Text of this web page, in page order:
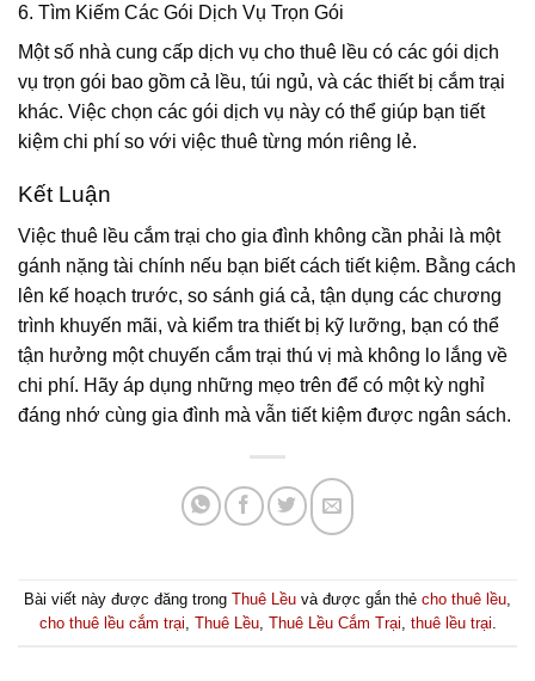
6. Tìm Kiếm Các Gói Dịch Vụ Trọn Gói
Một số nhà cung cấp dịch vụ cho thuê lều có các gói dịch
vụ trọn gói bao gồm cả lều, túi ngủ, và các thiết bị cắm trại
khác. Việc chọn các gói dịch vụ này có thể giúp bạn tiết
kiệm chi phí so với việc thuê từng món riêng lẻ.
Kết Luận
Việc thuê lều cắm trại cho gia đình không cần phải là một
gánh nặng tài chính nếu bạn biết cách tiết kiệm. Bằng cách
lên kế hoạch trước, so sánh giá cả, tận dụng các chương
trình khuyến mãi, và kiểm tra thiết bị kỹ lưỡng, bạn có thể
tận hưởng một chuyến cắm trại thú vị mà không lo lắng về
chi phí. Hãy áp dụng những mẹo trên để có một kỳ nghỉ
đáng nhớ cùng gia đình mà vẫn tiết kiệm được ngân sách.
Bài viết này được đăng trong Thuê Lều và được gắn thẻ cho thuê lều,
cho thuê lều cắm trại, Thuê Lều, Thuê Lều Cắm Trại, thuê lều trại.